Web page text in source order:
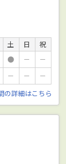
土 日
祝
● －
－
－ －
－
の詳細はこちら